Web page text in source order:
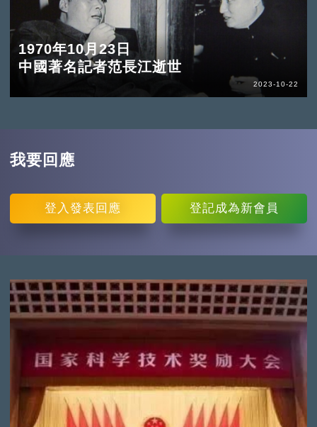
1970年10月23日
中國著名記者范長江逝世
2023-10-22
我要回應
登入 發表回應 登記成為新會員